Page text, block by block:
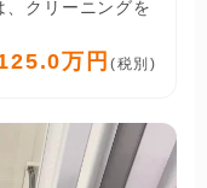
、クリーニングを
万円 (税別)